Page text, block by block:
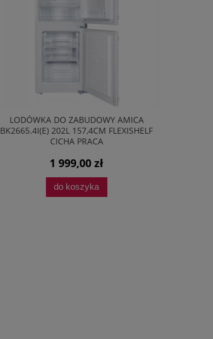
LODÓWKA DO ZABUDOWY AMICA
BK2665.4I(E) 202L 157,4CM FLEXISHELF
CICHA PRACA
1 999,00 zł
do koszyka